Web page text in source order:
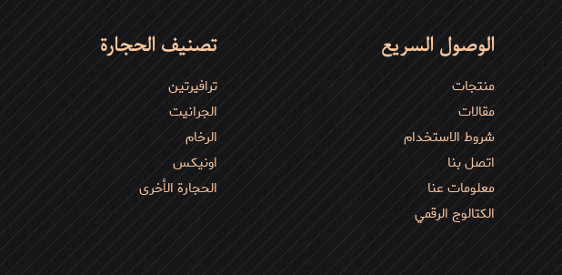
الوصول السريع
منتجات
مقالات
شروط الاستخدام
اتصل بنا
معلومات عنا
الكتالوج الرقمي
تصنيف الحجارة
ترافیرتین
الجرانیت
الرخام
اونیکس
الحجارة الأخرى